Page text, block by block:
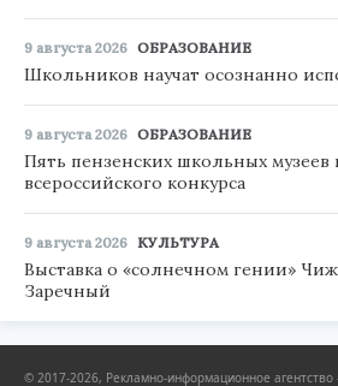
9 августа 2026 ОБРАЗОВАНИЕ
Школьников научат осознанно
9 августа 2026 ОБРАЗОВАНИЕ
Пять пензенских школьных
всероссийского конкурса
9 августа 2026 КУЛЬТУРА
Выставка о «солнечном гении»
Заречный
© 2017-2026, Рекламно-информационное агентство